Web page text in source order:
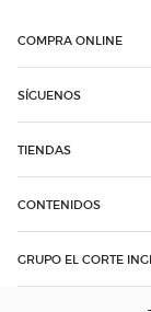
COMPRA ONLINE
SÍGUENOS
TIENDAS
CONTENIDOS
GRUPO EL CORTE